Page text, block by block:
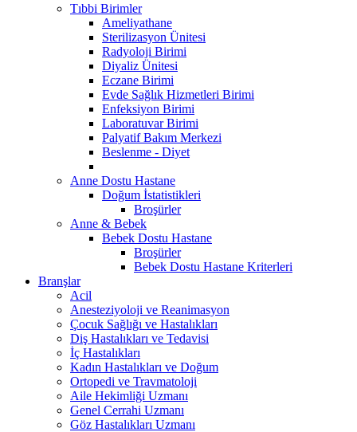
Tıbbi Birimler
Ameliyathane
Sterilizasyon Ünitesi
Radyoloji Birimi
Diyaliz Ünitesi
Eczane Birimi
Evde Sağlık Hizmetleri Birimi
Enfeksiyon Birimi
Laboratuvar Birimi
Palyatif Bakım Merkezi
Beslenme - Diyet
Anne Dostu Hastane
Doğum İstatistikleri
Broşürler
Anne & Bebek
Bebek Dostu Hastane
Broşürler
Bebek Dostu Hastane Kriterleri
Branşlar
Acil
Anesteziyoloji ve Reanimasyon
Çocuk Sağlığı ve Hastalıkları
Diş Hastalıkları ve Tedavisi
İç Hastalıkları
Kadın Hastalıkları ve Doğum
Ortopedi ve Travmatoloji
Aile Hekimliği Uzmanı
Genel Cerrahi Uzmanı
Göz Hastalıkları Uzmanı